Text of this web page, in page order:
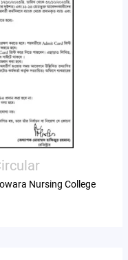
Nursing College